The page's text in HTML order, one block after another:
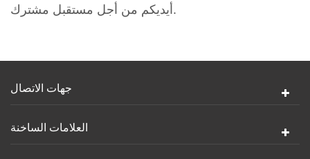
أيديكم من أجل مستقبل مشترك.
جهات الاتصال
العلامات الساخنة